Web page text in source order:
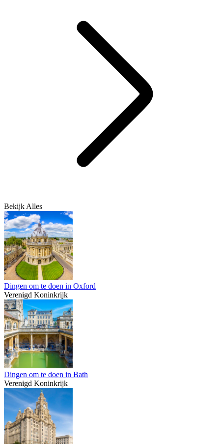
Bekijk Alles
Dingen om te doen in Oxford
Verenigd Koninkrijk
Dingen om te doen in Bath
Verenigd Koninkrijk